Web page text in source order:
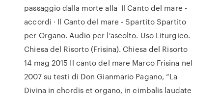
passaggio dalla morte alla Il Canto del mare -
accordi · Il Canto del mare - Spartito Spartito
per Organo. Audio per l'ascolto. Uso Liturgico.
Chiesa del Risorto (Frisina). Chiesa del Risorto
14 mag 2015 Il canto del mare Marco Frisina nel
2007 su testi di Don Gianmario Pagano, “La
Divina in chordis et organo, in cimbalis laudate